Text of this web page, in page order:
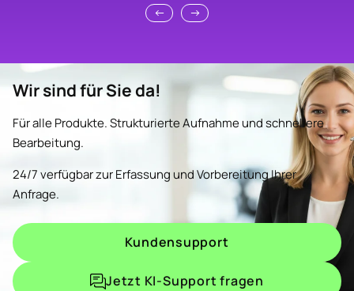
Wir sind für Sie da!
Für alle Produkte. Strukturierte Aufnahme und schnellere
Bearbeitung.
24/7 verfügbar zur Erfassung und Vorbereitung Ihrer
Anfrage.
Kundensupport
Jetzt KI-Support fragen